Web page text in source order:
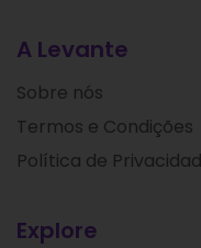
A Levante
Sobre nós
Termos e Condições
Política de
Explore